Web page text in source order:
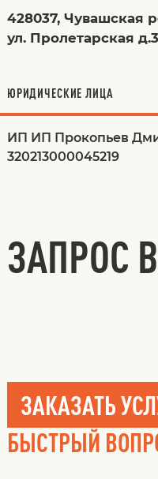
428037, Чувашская
ул. Пролетарская
ЮРИДИЧЕСКИЕ ЛИЦА
ИП ИП Прокопьев
320213000045219
ЗАПРОС
ЗАКАЗАТЬ
БЫСТРЫЙ